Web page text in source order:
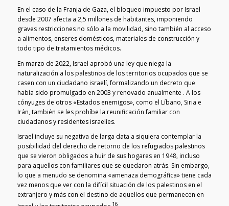
En el caso de la Franja de Gaza, el bloqueo impuesto por Israel
desde 2007 afecta a 2,5 millones de habitantes, imponiendo
graves restricciones no sólo a la movilidad, sino también al acceso
a alimentos, enseres domésticos, materiales de construcción y
todo tipo de tratamientos médicos.
En marzo de 2022, Israel aprobó una ley que niega la
naturalización a los palestinos de los territorios ocupados que se
casen con un ciudadano israelí, formalizando un decreto que
había sido promulgado en 2003 y renovado anualmente . A los
cónyuges de otros «Estados enemigos», como el Líbano, Siria e
Irán, también se les prohíbe la reunificación familiar con
ciudadanos y residentes israelíes.
Israel incluye su negativa de larga data a siquiera contemplar la
posibilidad del derecho de retorno de los refugiados palestinos
que se vieron obligados a huir de sus hogares en 1948, incluso
para aquellos con familiares que se quedaron atrás. Sin embargo,
lo que a menudo se denomina «amenaza demográfica» tiene cada
vez menos que ver con la difícil situación de los palestinos en el
extranjero y más con el destino de aquellos que permanecen en
16